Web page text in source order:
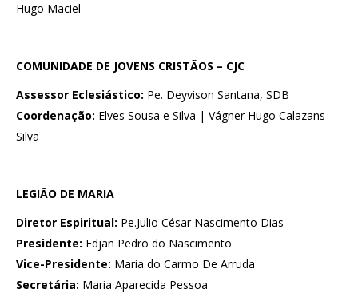
Hugo Maciel
COMUNIDADE DE JOVENS CRISTÃOS – CJC
Assessor Eclesiástico: Pe. Deyvison Santana, SDB
Coordenação: Elves Sousa e Silva | Vágner Hugo Calazans
Silva
LEGIÃO DE MARIA
Diretor Espiritual: Pe.Julio César Nascimento Dias
Presidente: Edjan Pedro do Nascimento
Vice-Presidente: Maria do Carmo De Arruda
Secretária: Maria Aparecida Pessoa